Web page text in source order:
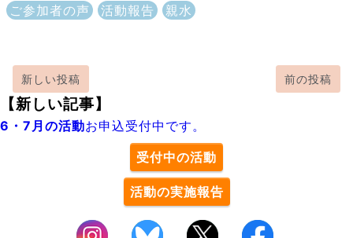
ご参加者の声 活動報告 親水
新しい投稿 前の投稿
【新しい記事】
6・7月の活動お申込受付中です。
受付中の活動
活動の実施報告